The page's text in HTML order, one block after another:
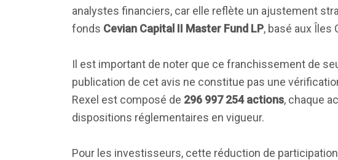
analystes financiers, car elle reflète un ajustement
fonds Cevian Capital II Master Fund LP, basé aux Îles
Il est important de noter que ce franchissement de
publication de cet avis ne constitue pas une
Rexel est composé de 296 997 254 actions, chaque
dispositions réglementaires en vigueur.
Pour les investisseurs, cette réduction de